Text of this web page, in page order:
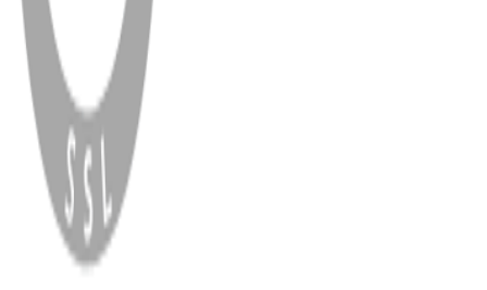
WhatsApp Facebook
Copyright
2026 Dükkan Hifi